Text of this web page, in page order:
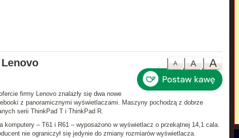
A
A
A
firmy Lenovo znalazły się dwa nowe
z panoramicznymi wyświetlaczami. Maszyny pochodzą z dobrze
serii ThinkPad T i ThinkPad R.
komputery – T61i R61– wyposażono w wyświetlacz o przekątnej 14,1 cala.
nie ograniczył się jedynie do zmiany rozmiarów wyświetlacza.